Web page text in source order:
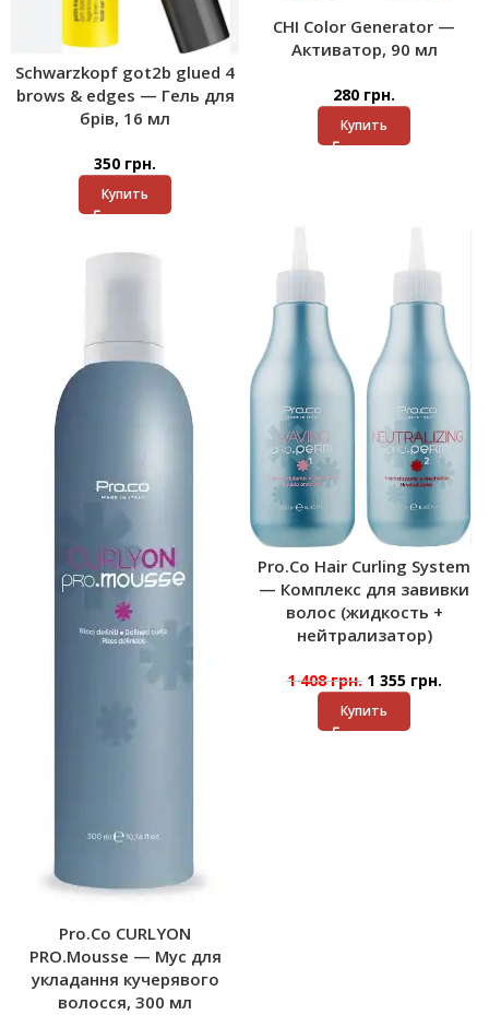
Schwarzkopf got2b glued 4
brows & edges — Гель для
брів, 16 мл
350 грн.
Купить
CHI Color Generator —
Активатор, 90 мл
280 грн.
Купить
Pro.Co CURLYON
PRO.Mousse — Мус для
укладання кучерявого
волосся, 300 мл
Pro.Co Hair Curling System
— Комплекс для завивки
волос (жидкость +
нейтрализатор)
1 408грн. 1 355 грн.
Купить